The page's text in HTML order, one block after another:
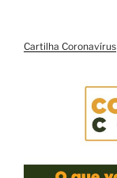
Cartilha Coronavírus